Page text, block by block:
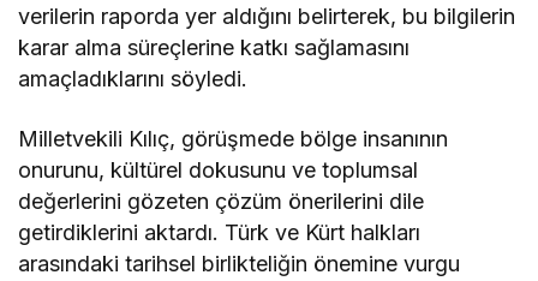
verilerin raporda yer aldığını belirterek, bu bilgilerin
karar alma süreçlerine katkı sağlamasını
amaçladıklarını söyledi.
Milletvekili Kılıç, görüşmede bölge insanının
onurunu, kültürel dokusunu ve toplumsal
değerlerini gözeten çözüm önerilerini dile
getirdiklerini aktardı. Türk ve Kürt halkları
arasındaki tarihsel birlikteliğin önemine vurgu